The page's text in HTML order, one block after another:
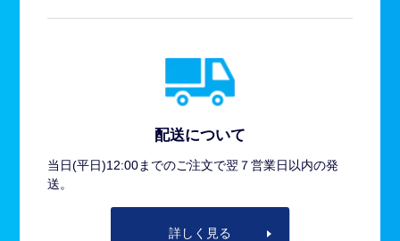
配送について
当日(平日)12:00までのご注文で翌７営業日以内の発
送。
詳しく見る